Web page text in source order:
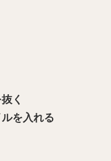
く
を入れる